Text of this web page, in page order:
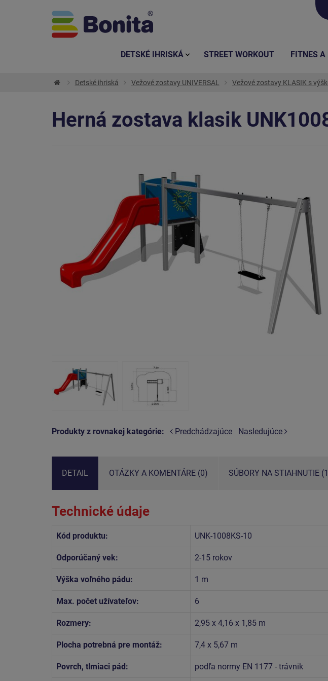
Detské ihriská Vežové zostavy UNIVERSAL Vežové zostavy KLASIK s
Herná zostava klasik
Produkty z rovnakej kategórie: Predchádzajúce Nasledujúce
DETAIL OTÁZKY A KOMENTÁRE (0) SÚBORY NA STIAHNUTIE
Technické údaje
Kód produktu: UNK-1008KS-10
Odporúčaný vek: 2-15 rokov
Výška voľného pádu: 1 m
Max. počet užívateľov: 6
Rozmery: 2,95 x 4,16 x 1,85 m
Plocha potrebná pre montáž: 7,4 x 5,67 m
Povrch, tlmiaci pád: podľa normy EN 1177 - trávnik
DETSKÉ IHRISKÁ STREET WORKOUT FITNES A